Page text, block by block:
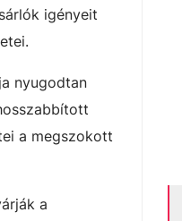
igényeit
nyugodtan
a megszokott
a